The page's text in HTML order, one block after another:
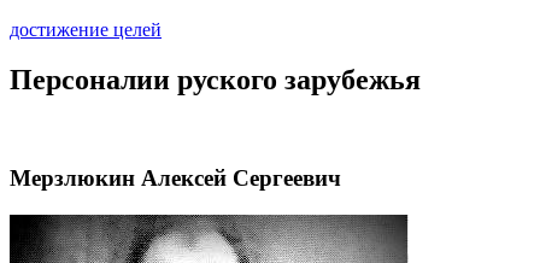
достижение целей
Персоналии руского зарубежья
Мерзлюкин Алексей Сергеевич